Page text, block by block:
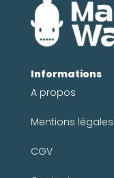
Informations
A propos
Mentions légales
CGV